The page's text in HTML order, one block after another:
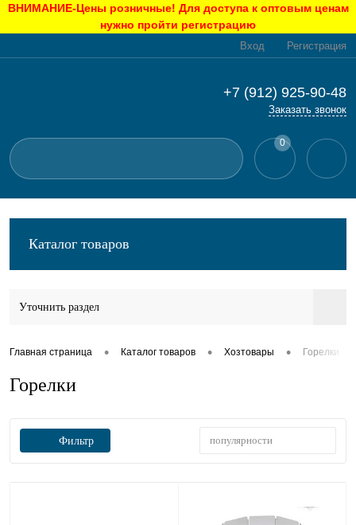
ВНИМАНИЕ-Цены розничные! Для доступа к оптовым ценам
нужно пройти регистрацию
Вход Регистрация
+7 (912) 925-90-48
Заказать звонок
0
Каталог товаров
Уточнить раздел
Главная страница • Каталог товаров • Хозтовары • Горелки
Горелки
Фильтр популярности